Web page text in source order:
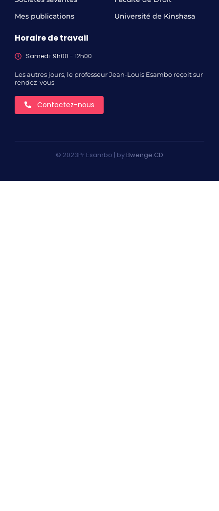
Mes publications
Université de Kinshasa
Horaire de travail
Samedi: 9h00 - 12h00
Les autres jours, le professeur Jean-Louis Esambo reçoit sur
rendez-vous
Contactez-nous
© 2023Pr Esambo | by Bwenge.CD